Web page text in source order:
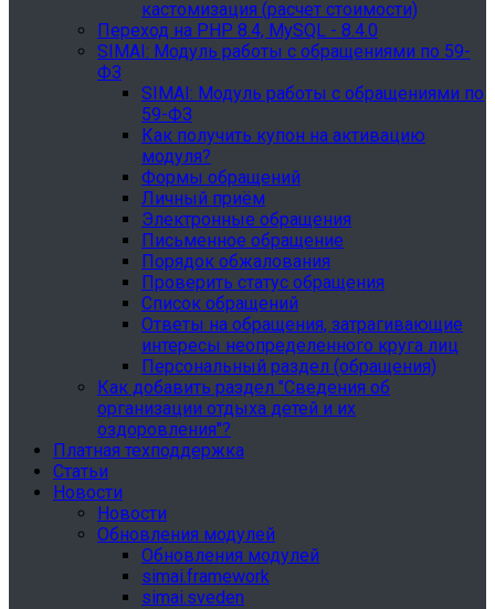
кастомизация (расчет стоимости)
Переход на PHP 8.4, MySQL - 8.4.0
SIMAI: Модуль работы с обращениями по 59-
ФЗ
SIMAI: Модуль работы с обращениями по
59-ФЗ
Как получить купон на активацию
модуля?
Формы обращений
Личный приём
Электронные обращения
Письменное обращение
Порядок обжалования
Проверить статус обращения
Список обращений
Ответы на обращения, затрагивающие
интересы неопределенного круга лиц
Персональный раздел (обращения)
Как добавить раздел "Сведения об
организации отдыха детей и их
оздоровления"?
Платная техподдержка
Статьи
Новости
Новости
Обновления модулей
Обновления модулей
simai.framework
simai.sveden